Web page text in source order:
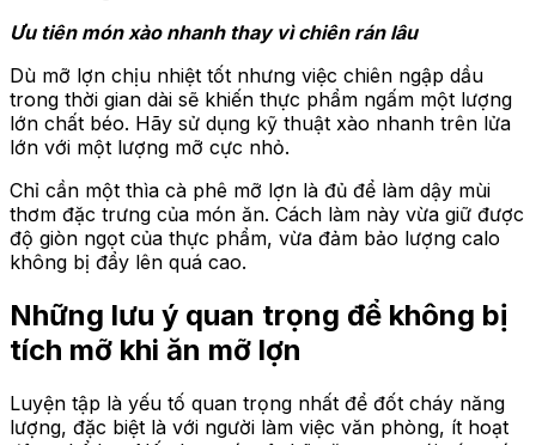
Ưu tiên món xào nhanh thay vì chiên rán lâu
Dù mỡ lợn chịu nhiệt tốt nhưng việc chiên ngập dầu
trong thời gian dài sẽ khiến thực phẩm ngấm một lượng
lớn chất béo. Hãy sử dụng kỹ thuật xào nhanh trên lửa
lớn với một lượng mỡ cực nhỏ.
Chỉ cần một thìa cà phê mỡ lợn là đủ để làm dậy mùi
thơm đặc trưng của món ăn. Cách làm này vừa giữ được
độ giòn ngọt của thực phẩm, vừa đảm bảo lượng calo
không bị đẩy lên quá cao.
Những lưu ý quan trọng để không bị
tích mỡ khi ăn mỡ lợn
Luyện tập là yếu tố quan trọng nhất để đốt cháy năng
lượng, đặc biệt là với người làm việc văn phòng, ít hoạt